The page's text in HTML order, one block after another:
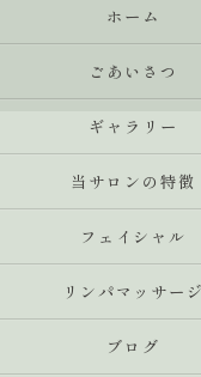
ホーム
ごあいさつ
ギャラリー
当サロンの特徴
フェイシャル
リンパマッサージ
ブログ